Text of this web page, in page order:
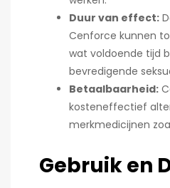
Duur van effect:
Cenforce kunnen
wat voldoende tijd
bevredigende
Betaalbaarheid:
kosteneffectief
merkmedicijnen
Gebruik en